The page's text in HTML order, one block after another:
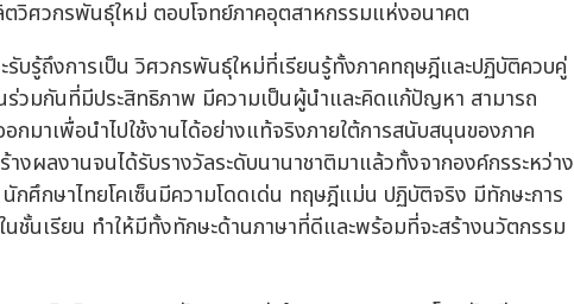
รับรู้ถึงการเป็น วิศวกรพันธุ์ใหม่ที่เรียนรู้ทั้งภาคทฤษฎีและปฏิบัติควบคู่
ร่วมกันที่มีประสิทธิภาพ มีความเป็นผู้นำและคิดแก้ปัญหา สามารถ
กมาเพื่อนำไปใช้งานได้อย่างแท้จริงภายใต้การสนับสนุนของภาค
งผลงานจนได้รับรางวัลระดับนานาชาติมาแล้วทั้งจากองค์กรระหว่าง
ศึกษาไทยโคเซ็นมีความโดดเด่น ทฤษฎีแม่น ปฏิบัติจริง มีทักษะการ
ชั้นเรียน ทำให้มีทั้งทักษะด้านภาษาที่ดีและพร้อมที่จะสร้างนวัตกรรม